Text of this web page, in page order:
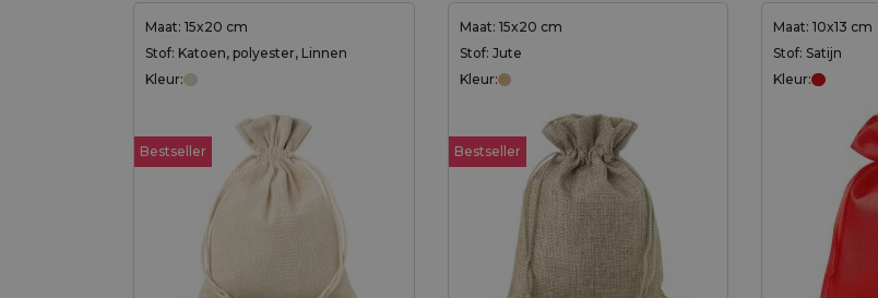
Maat: 15x20 cm
Stof: Katoen, polyester, Linnen
Kleur:
Bestseller
Maat: 15x20 cm
Stof: Jute
Kleur:
Bestseller
Maat: 10x13 cm
Stof: Satijn
Kleur: